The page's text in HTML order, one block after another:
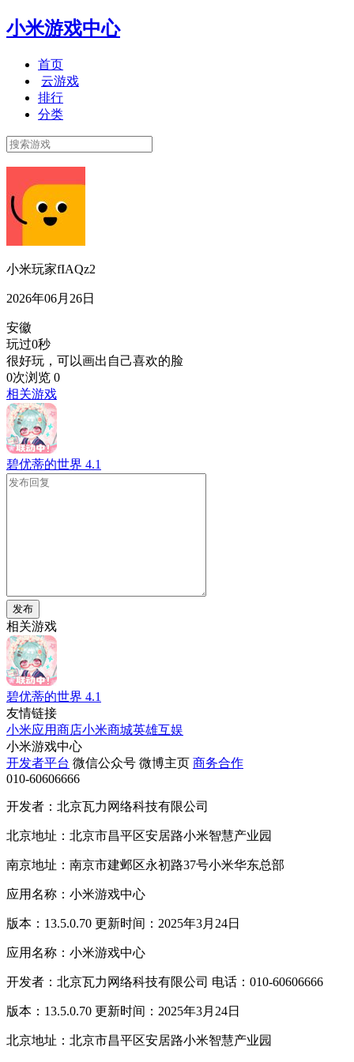
小米游戏中心
首页
云游戏
排行
分类
小米玩家fIAQz2
2026年06月26日
安徽
玩过0秒
很好玩，可以画出自己喜欢的脸
0次浏览 0
相关游戏
碧优蒂的世界 4.1
发布
相关游戏
碧优蒂的世界 4.1
友情链接
小米应用商店小米商城英雄互娱
小米游戏中心
开发者平台 微信公众号 微博主页 商务合作
010-60606666
开发者：北京瓦力网络科技有限公司
北京地址：北京市昌平区安居路小米智慧产业园
南京地址：南京市建邺区永初路37号小米华东总部
应用名称：小米游戏中心
版本：13.5.0.70 更新时间：2025年3月24日
应用名称：小米游戏中心
开发者：北京瓦力网络科技有限公司 电话：010-60606666
版本：13.5.0.70 更新时间：2025年3月24日
北京地址：北京市昌平区安居路小米智慧产业园